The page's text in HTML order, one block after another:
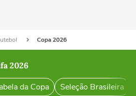
Copa 2026
2026
da Copa Seleção Brasileira